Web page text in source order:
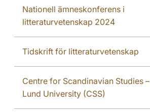
Nationell ämneskonferens i
litteraturvetenskap 2024
Tidskrift för litteraturvetenskap
Centre for Scandinavian Studies –
Lund University (CSS)